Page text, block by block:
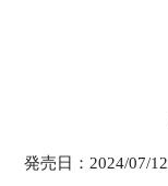
発売日： 2024/07/12